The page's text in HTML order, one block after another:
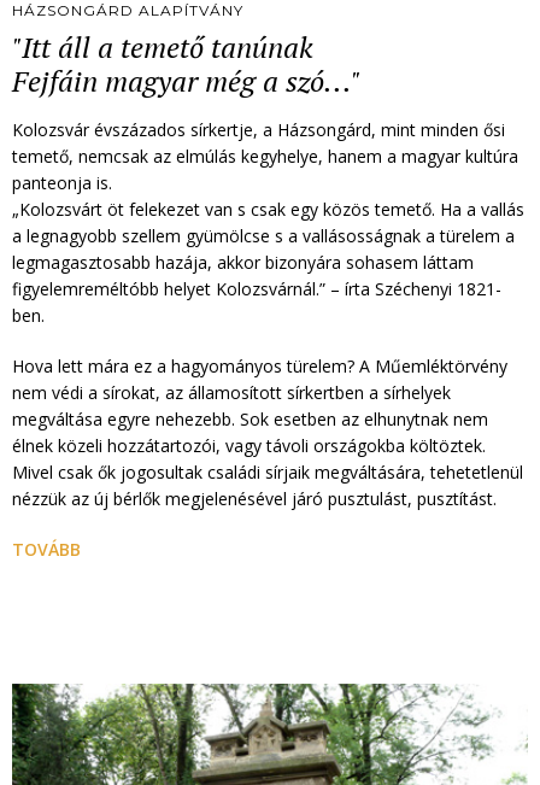
HÁZSONGÁRD ALAPÍTVÁNY
"Itt áll a temető tanúnak
Fejfáin magyar még a szó..."
Kolozsvár évszázados sírkertje, a Házsongárd, mint minden ősi
temető, nemcsak az elmúlás kegyhelye, hanem a magyar kultúra
panteonja is.
„Kolozsvárt öt felekezet van s csak egy közös temető. Ha a vallás
a legnagyobb szellem gyümölcse s a vallásosságnak a türelem a
legmagasztosabb hazája, akkor bizonyára sohasem láttam
figyelemreméltóbb helyet Kolozsvárnál.” – írta Széchenyi 1821-
ben.
Hova lett mára ez a hagyományos türelem? A Műemléktörvény
nem védi a sírokat, az államosított sírkertben a sírhelyek
megváltása egyre nehezebb. Sok esetben az elhunytnak nem
élnek közeli hozzátartozói, vagy távoli országokba költöztek.
Mivel csak ők jogosultak családi sírjaik megváltására, tehetetlenül
nézzük az új bérlők megjelenésével járó pusztulást, pusztítást.
TOVÁBB